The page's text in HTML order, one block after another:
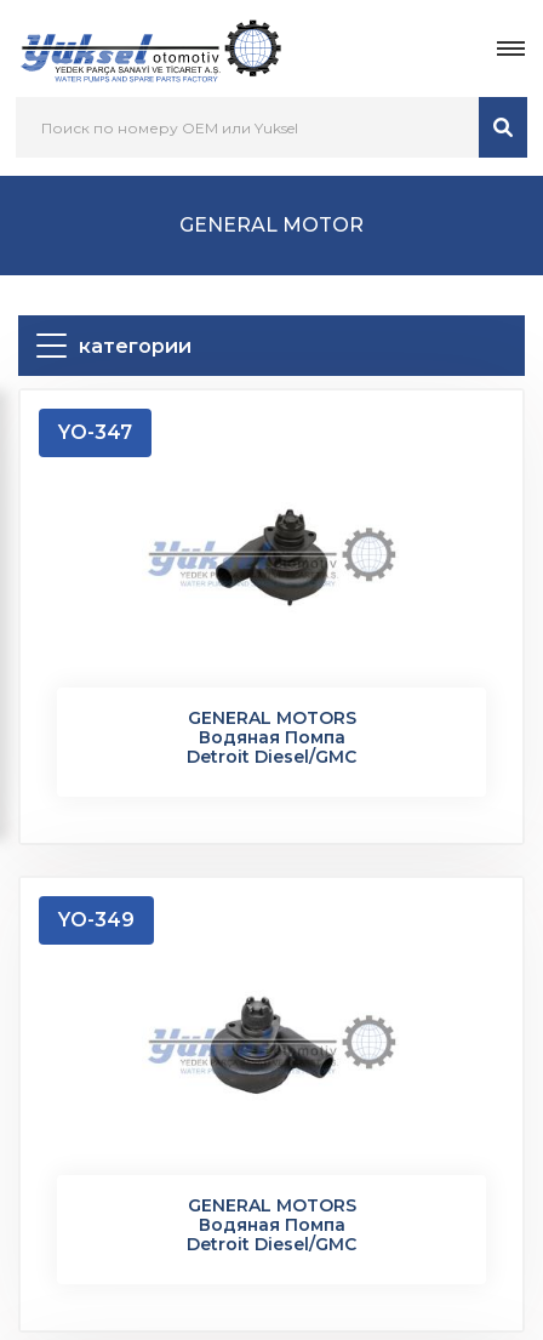
GENERAL MOTOR
категории
GENERAL MOTORS
Водяная Помпа
Detroit Diesel/GMC
YO-347
GENERAL MOTORS
Водяная Помпа
Detroit Diesel/GMC
YO-349